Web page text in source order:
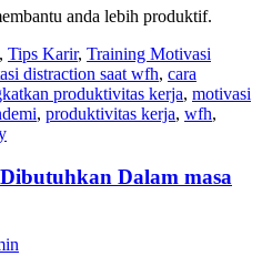
anda lebih produktif.
, Tips Karir, Training Motivasi
distraction saat wfh, cara
produktivitas kerja, motivasi
, produktivitas kerja, wfh,
Dalam masa